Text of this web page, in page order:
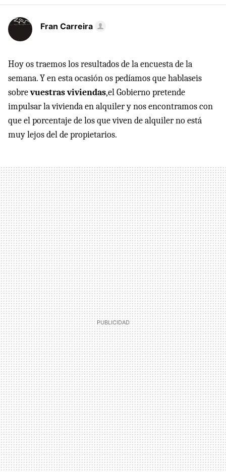
Fran Carreira
Hoy os traemos los resultados de la encuesta de la
semana. Y en esta ocasión os pedíamos que hablaseis
sobrevuestras viviendas,el Gobierno pretende
impulsar la vivienda en alquiler y nos encontramos con
que el porcentaje de los que viven de alquiler no está
muy lejos del de propietarios.